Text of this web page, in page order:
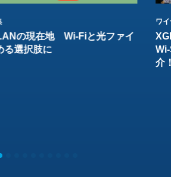
の現在地 Wi-Fiと光ファイ
る選択肢に
ワ
介